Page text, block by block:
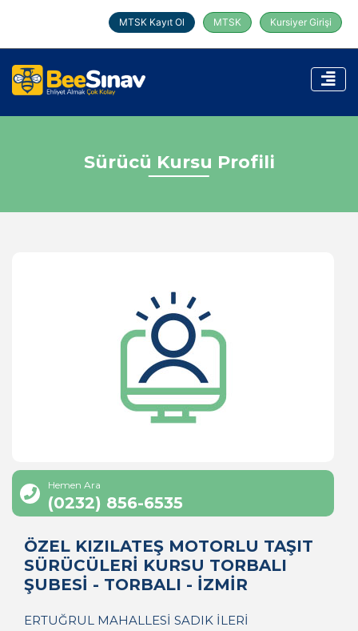
MTSK Kayıt Ol MTSK Kursiyer Girişi
Sürücü Kursu Profili
Hemen Ara
(0232) 856-6535
ÖZEL KIZILATEŞ MOTORLU TAŞIT
SÜRÜCÜLERİ KURSU TORBALI
ŞUBESİ - TORBALI - İZMİR
ERTUĞRUL MAHALLESİ SADIK İLERİ